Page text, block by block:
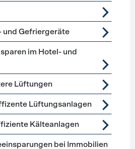
und Gefriergeräte
im Hotel- und
Lüftungen
Lüftungsanlagen
Kälteanlagen
bei Immobilien